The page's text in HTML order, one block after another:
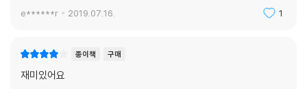
e******r 2019.07.16. 1
종이책 구매
재미있어요